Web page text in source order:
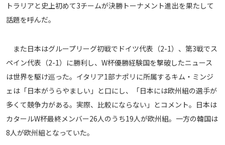
トラリアと史上初めて3チームが決勝トーナメント進出を果たして
話題を呼んだ。
また日本はグループリーグ初戦でドイツ代表（2-1）、第3戦でス
ペイン代表（2-1）に勝利し、W杯優勝経験国を撃破したニュース
は世界を駆け巡った。イタリア1部ナポリに所属するキム・ミンジ
ェは「日本がうらやましい」と口にし、「日本には欧州組の選手が
多くて競争力がある。実際、比較にならない」とコメント。日本は
カタールW杯最終メンバー26人のうち19人が欧州組。一方の韓国は
8人が欧州組となっていた。